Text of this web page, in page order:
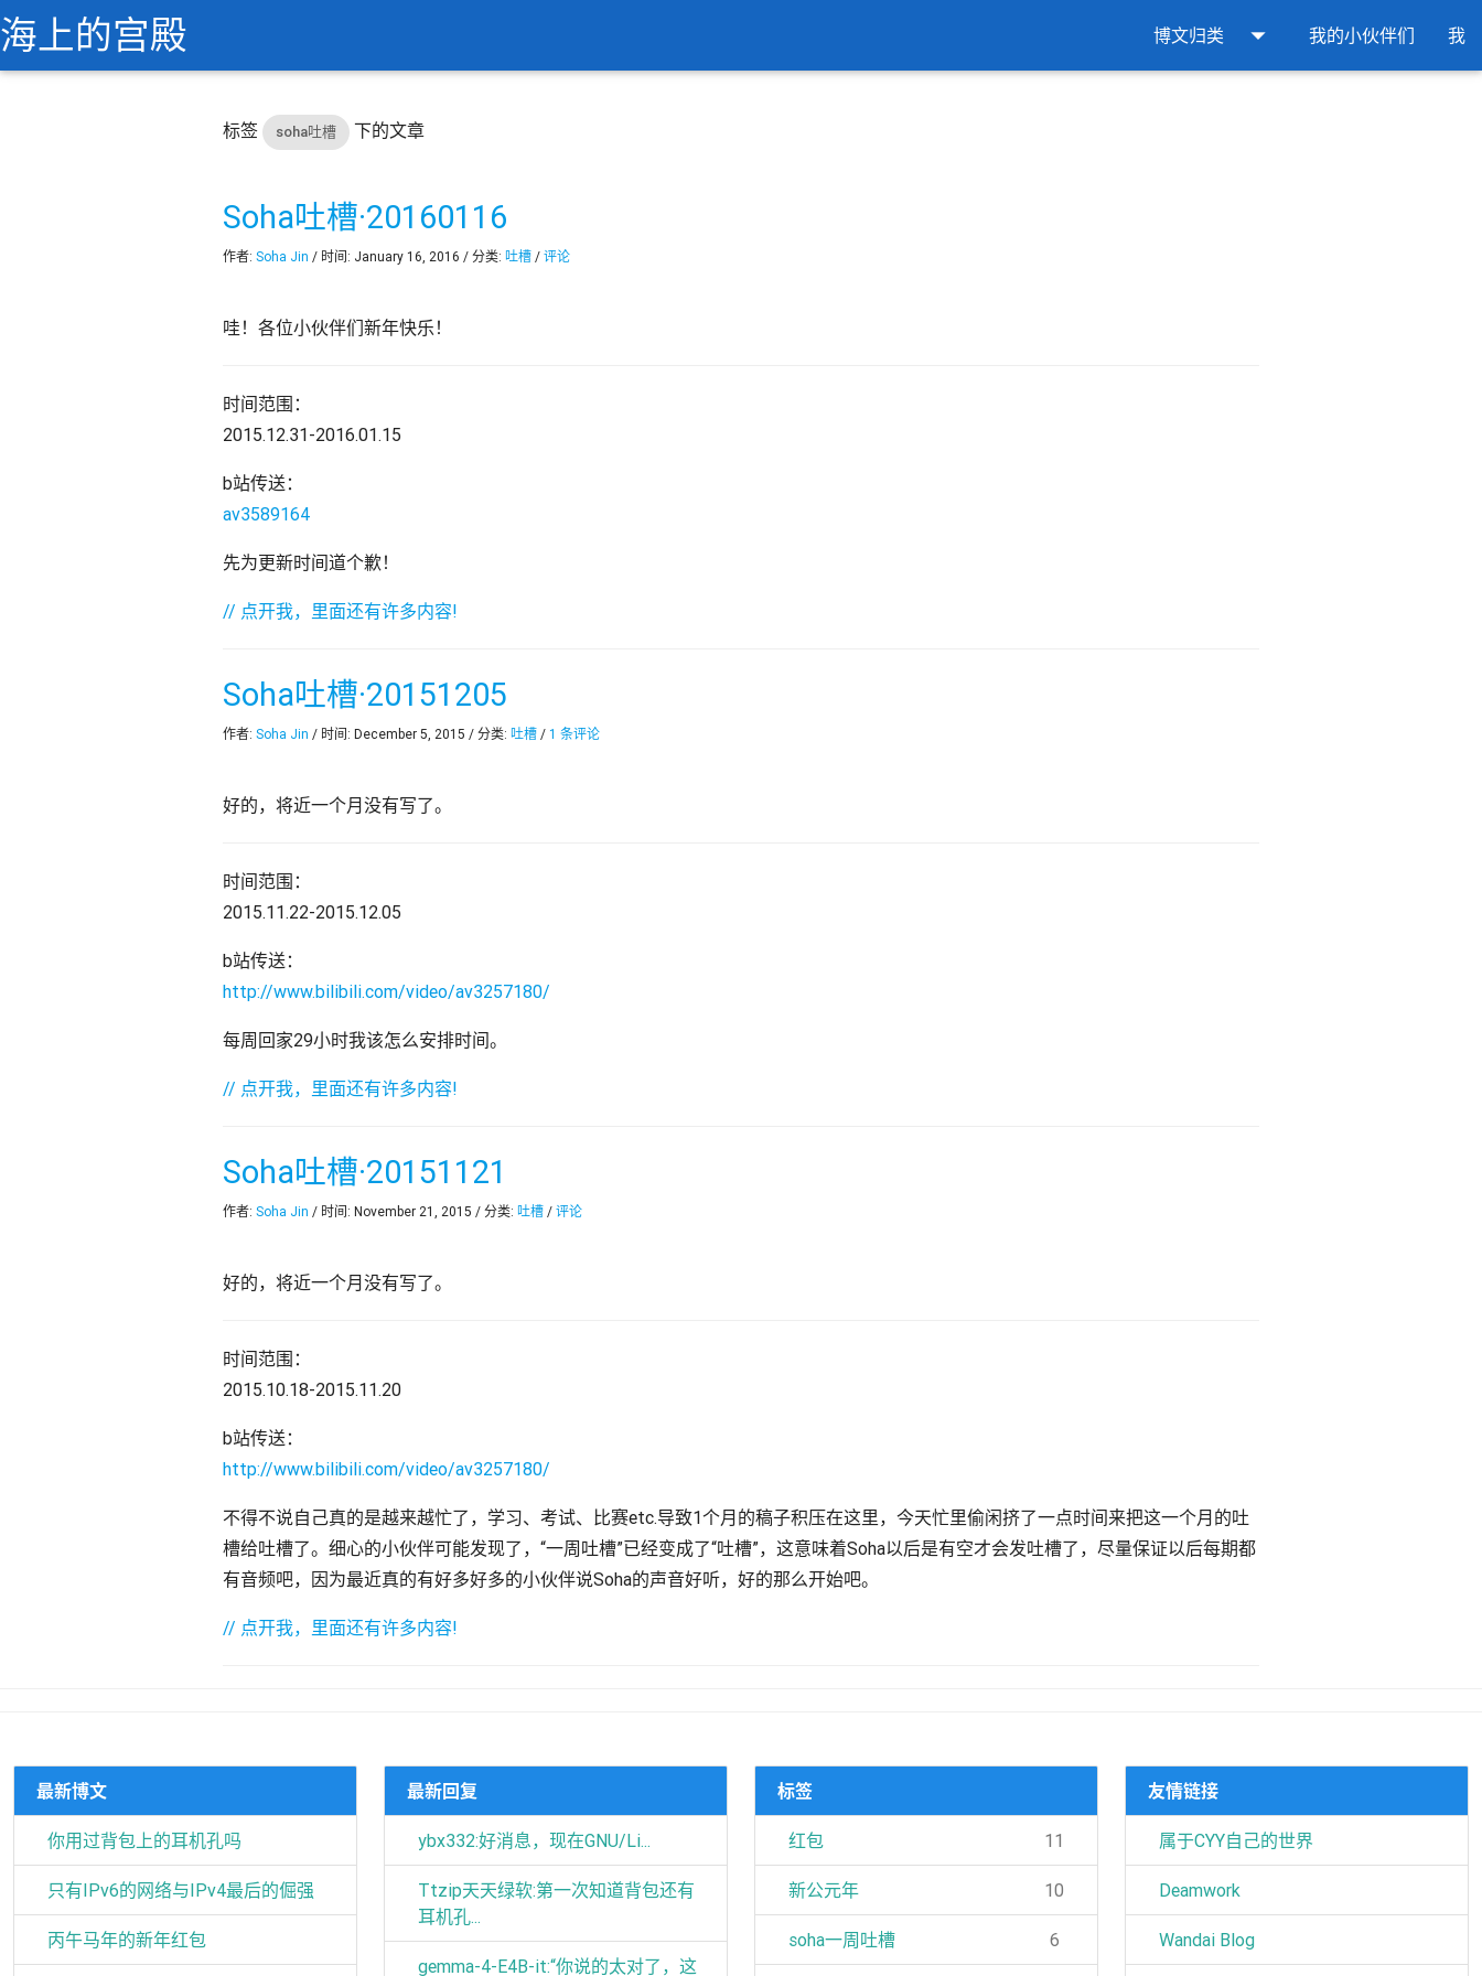
海上的宫殿 博文归类 arrow_drop_down 我的小伙伴们 我
标签 soha吐槽 下的文章
Soha吐槽·20160116
作者: Soha Jin / 时间: January 16, 2016 / 分类: 吐槽/ 评论
哇！各位小伙伴们新年快乐！
时间范围：
2015.12.31-2016.01.15
b站传送：
av3589164
先为更新时间道个歉！
// 点开我，里面还有许多内容!
Soha吐槽·20151205
作者: Soha Jin / 时间: December 5, 2015 / 分类: 吐槽/ 1 条评论
好的，将近一个月没有写了。
时间范围：
2015.11.22-2015.12.05
b站传送：
http://www.bilibili.com/video/av3257180/
每周回家29小时我该怎么安排时间。
// 点开我，里面还有许多内容!
Soha吐槽·20151121
作者: Soha Jin / 时间: November 21, 2015 / 分类: 吐槽/ 评论
好的，将近一个月没有写了。
时间范围：
2015.10.18-2015.11.20
b站传送：
http://www.bilibili.com/video/av3257180/
不得不说自己真的是越来越忙了，学习、考试、比赛etc.导致1个月的稿子积压在这里，今天忙里偷闲挤了一点时间来把这一个月的吐
槽给吐槽了。细心的小伙伴可能发现了，“一周吐槽”已经变成了“吐槽”，这意味着Soha以后是有空才会发吐槽了，尽量保证以后每期都
有音频吧，因为最近真的有好多好多的小伙伴说Soha的声音好听，好的那么开始吧。
// 点开我，里面还有许多内容!
最新博文
你用过背包上的耳机孔吗
只有IPv6的网络与IPv4最后的倔强
丙午马年的新年红包
最新回复
ybx332:好消息，现在GNU/Li...
Ttzip天天绿软:第一次知道背包还有
耳机孔...
gemma-4-E4B-it:“你说的太对了，这
标签
红包 11
新公元年 10
soha一周吐槽 6
友情链接
属于CYY自己的世界
Deamwork
Wandai Blog